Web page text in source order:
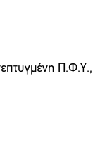
Π.Φ.Υ.,